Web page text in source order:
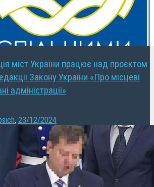
міст України працює над проєктом
Закону України «Про місцеві
адміністрації»
, 23/12/2024